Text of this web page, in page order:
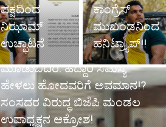
ಪಕ್ಷದಿಂದ
ನಿಝಾಮ್
ಉಚ್ಛಾಟನೆ
ಕಾಂಗ್ರೆಸ್
ಮುಖಂಡನಿಂದ
ಹನಿಟ್ರ್ಯಾಪ್!!
ಮೂಡುಬಿದಿರೆ: ಹೆದ್ದಾರಿ ಸಮಸ್ಯೆ
ಹೇಳಲು ಹೋದವರಿಗೆ ಅವಮಾನ!?
ಸಂಸದರ ವಿರುದ್ಧ ಬಿಜೆಪಿ ಮಂಡಲ
ಉಪಾಧ್ಯಕ್ಷನ ಆಕ್ರೋಶ!